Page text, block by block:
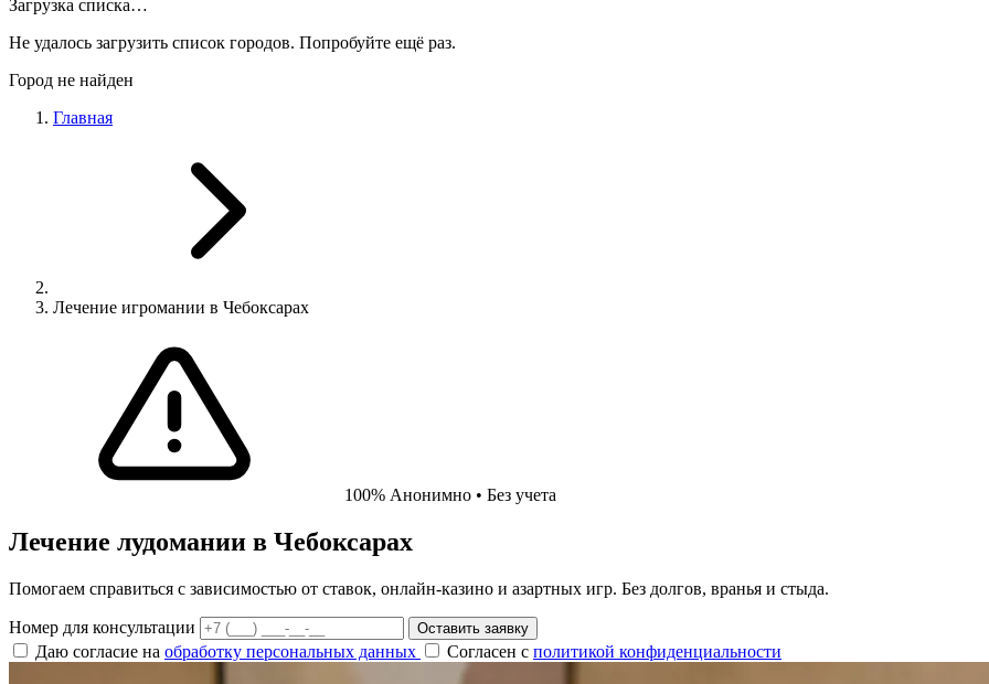
Загрузка списка…
Не удалось загрузить список городов. Попробуйте ещё раз.
Город не найден
Главная
Лечение игромании в Чебоксарах
100% Анонимно • Без учета
Лечение лудомании в Чебоксарах
Помогаем справиться с зависимостью от ставок, онлайн-казино и азартных игр. Без долгов, вранья и стыда.
Номер для консультации Оставить заявку
Даю согласие на обработку персональных данных Согласен с политикой конфиденциальности